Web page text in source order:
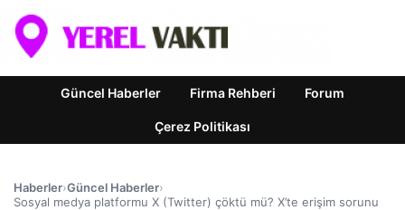
Güncel Haberler Firma Rehberi Forum
Çerez Politikası
Haberler›Güncel Haberler›
Sosyal medya platformu X (Twitter) çöktü mü? X’te erişim sorunu